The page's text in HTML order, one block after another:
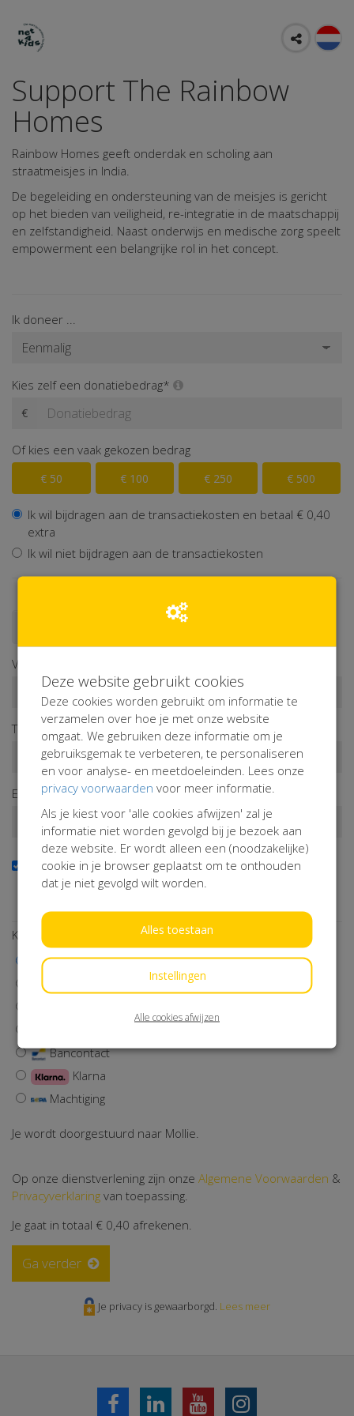
Support The Rainbow
Homes
Rainbow Homes geeft onderdak en scholing aan
straatmeisjes in India.
De begeleiding en ondersteuning van de meisjes is gericht
op het bieden van veiligheid, re-integratie in de maatschappij
en zelfstandigheid. Naast onderwijs en medische zorg speelt
empowerment een belangrijke rol in het concept.
Ik doneer ...
Kies zelf een donatiebedrag*
€
Of kies een vaak gekozen bedrag
€ 50 € 100 € 250 € 500
Ik wil bijdragen aan de transactiekosten en betaal € 0,40
extra
Ik wil niet bijdragen aan de transactiekosten
Doneren als bedrijf
Voornaam*
Tussenv. Achternaam*
E-mailadres*
Ja, ik wil de nieuwsbrief ontvangen
Wil je op de hoogte blijven van onze activiteiten? Schrijf je
Kies een betaalmethode
iDEAL | Wero
Bancontact
Klarna
Machtiging
Je wordt doorgestuurd naar Mollie.
Op onze dienstverlening zijn onze Algemene Voorwaarden &
Privacyverklaring van toepassing.
Je gaat in totaal € 0,40 afrekenen.
Ga verder
Je privacy is gewaarborgd. Lees meer
Deze website gebruikt cookies
Deze cookies worden gebruikt om informatie te
verzamelen over hoe je met onze website
omgaat. We gebruiken deze informatie om je
gebruiksgemak te verbeteren, te personaliseren
en voor analyse- en meetdoeleinden. Lees onze
privacy voorwaarden voor meer informatie.
Als je kiest voor 'alle cookies afwijzen' zal je
informatie niet worden gevolgd bij je bezoek aan
deze website. Er wordt alleen een (noodzakelijke)
cookie in je browser geplaatst om te onthouden
dat je niet gevolgd wilt worden.
Alles toestaan
Instellingen
Alle cookies afwijzen